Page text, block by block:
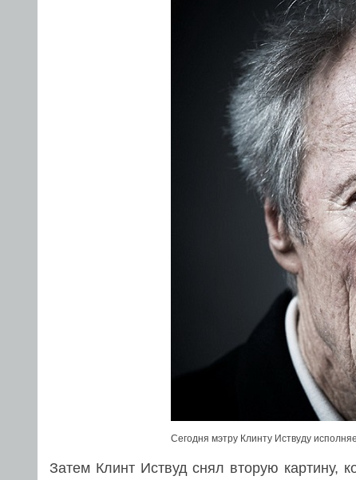
Сегодня мэтру Клинту Иствуду
Затем Клинт Иствуд снял вторую картину,